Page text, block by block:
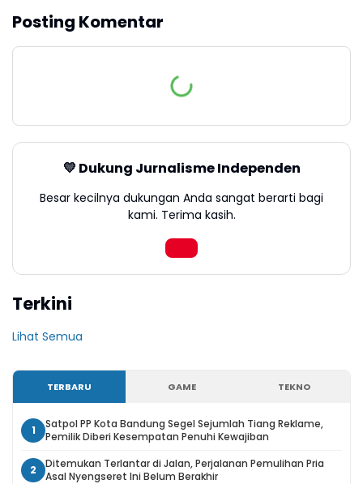
Posting Komentar
💛 Dukung Jurnalisme Independen
Besar kecilnya dukungan Anda sangat berarti bagi
kami. Terima kasih.
Terkini
Lihat Semua
TERBARU GAME TEKNO
1
Satpol PP Kota Bandung Segel Sejumlah Tiang Reklame,
Pemilik Diberi Kesempatan Penuhi Kewajiban
2
Ditemukan Terlantar di Jalan, Perjalanan Pemulihan Pria
Asal Nyengseret Ini Belum Berakhir